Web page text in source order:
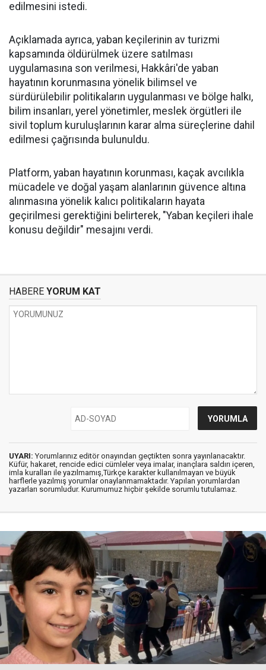
edilmesini istedi.
Açıklamada ayrıca, yaban keçilerinin av turizmi
kapsamında öldürülmek üzere satılması
uygulamasına son verilmesi, Hakkâri'de yaban
hayatının korunmasına yönelik bilimsel ve
sürdürülebilir politikaların uygulanması ve bölge halkı,
bilim insanları, yerel yönetimler, meslek örgütleri ile
sivil toplum kuruluşlarının karar alma süreçlerine dahil
edilmesi çağrısında bulunuldu.
Platform, yaban hayatının korunması, kaçak avcılıkla
mücadele ve doğal yaşam alanlarının güvence altına
alınmasına yönelik kalıcı politikaların hayata
geçirilmesi gerektiğini belirterek, "Yaban keçileri ihale
konusu değildir" mesajını verdi.
HABERE YORUM KAT
UYARI: Yorumlarınız editör onayından geçtikten sonra yayınlanacaktır.
Küfür, hakaret, rencide edici cümleler veya imalar, inançlara saldırı içeren,
imla kuralları ile yazılmamış,Türkçe karakter kullanılmayan ve büyük
harflerle yazılmış yorumlar onaylanmamaktadır. Yapılan yorumlardan
yazarları sorumludur. Kurumumuz hiçbir şekilde sorumlu tutulamaz.